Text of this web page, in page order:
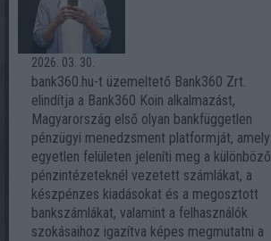
2026. 03. 30.
bank360.hu-t üzemeltető Bank360 Zrt.
elindítja a Bank360 Koin alkalmazást,
Magyarország első olyan bankfüggetlen
pénzügyi menedzsment platformját, amely
egyetlen felületen jeleníti meg a különböző
pénzintézeteknél vezetett számlákat, a
készpénzes kiadásokat és a megosztott
bankszámlákat, valamint a felhasználók
szokásaihoz igazítva képes megmutatni a